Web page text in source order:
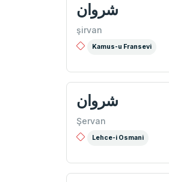
شروان
şirvan
Kamus-u Fransevi
شروان
Şervan
Lehce-i Osmani